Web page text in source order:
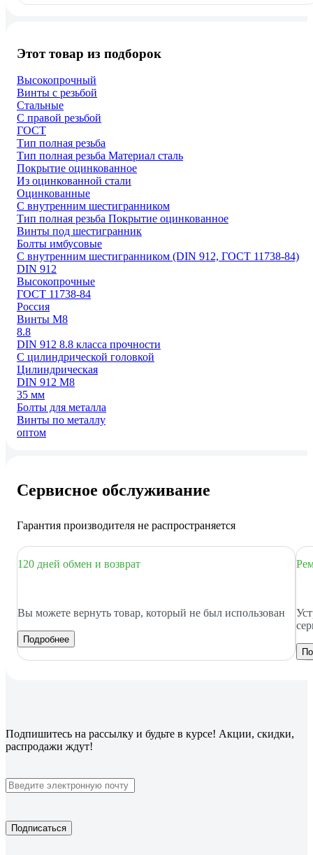
Этот товар из подборок
Высокопрочный
Винты с резьбой
Стальные
С правой резьбой
ГОСТ
Тип полная резьба
Тип полная резьба Материал сталь
Покрытие оцинкованное
Из оцинкованной стали
Оцинкованные
С внутренним шестигранником
Тип полная резьба Покрытие оцинкованное
Винты под шестигранник
Болты имбусовые
С внутренним шестигранником (DIN 912, ГОСТ 11738-84)
DIN 912
Высокопрочные
ГОСТ 11738-84
Россия
Винты М8
8.8
DIN 912 8.8 класса прочности
С цилиндрической головкой
Цилиндрическая
DIN 912 М8
35 мм
Болты для металла
Винты по металлу
оптом
Сервисное обслуживание
Гарантия производителя не распространяется
120 дней обмен и возврат
Вы можете вернуть товар, который не был использован
Подробнее
Подпишитесь на рассылку и будьте в курсе! Акции, скидки,
распродажи ждут!
Подписаться